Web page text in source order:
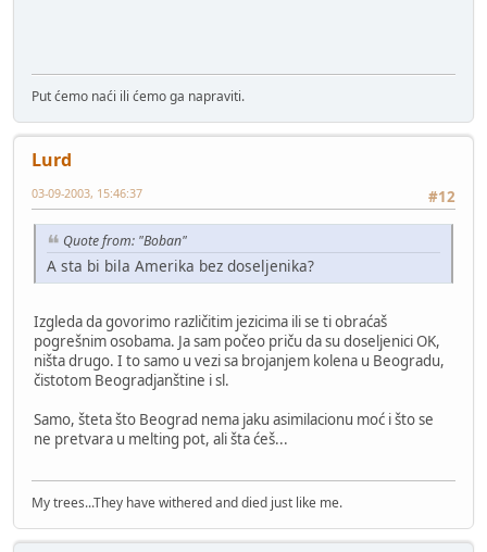
Put ćemo naći ili ćemo ga napraviti.
Lurd
#12
03-09-2003, 15:46:37
Quote from: "Boban"
A sta bi bila Amerika bez doseljenika?
Izgleda da govorimo različitim jezicima ili se ti obraćaš
pogrešnim osobama. Ja sam počeo priču da su doseljenici OK,
ništa drugo. I to samo u vezi sa brojanjem kolena u Beogradu,
čistotom Beogradjanštine i sl.
Samo, šteta što Beograd nema jaku asimilacionu moć i što se
ne pretvara u melting pot, ali šta ćeš...
My trees...They have withered and died just like me.